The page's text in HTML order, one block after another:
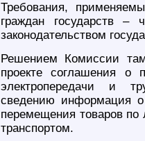
Требования,
граждан государств –
законодательством
Решением Комиссии
проекте соглашения о
электропередачи и
сведению информация о
перемещения товаров по
транспортом.